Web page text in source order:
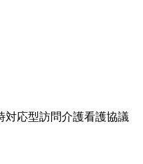
対応型訪問介護看護協議